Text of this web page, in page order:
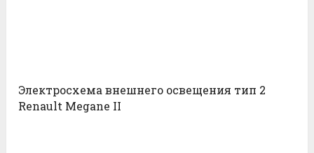
Электросхема внешнего освещения тип 2
Renault Megane II